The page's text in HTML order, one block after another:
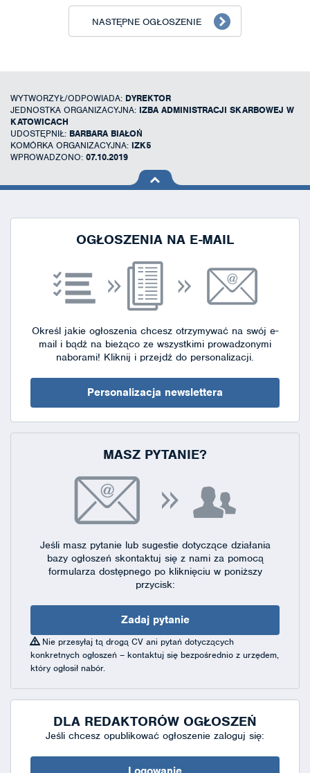
NASTĘPNE OGŁOSZENIE
WYTWORZYŁ/ODPOWIADA: DYREKTOR
JEDNOSTKA ORGANIZACYJNA: IZBA ADMINISTRACJI SKARBOWEJ W
KATOWICACH
UDOSTĘPNIŁ: BARBARA BIAŁOŃ
KOMÓRKA ORGANIZACYJNA: IZK5
WPROWADZONO: 07.10.2019
na górę
OGŁOSZENIA NA E-MAIL
Określ jakie ogłoszenia chcesz otrzymywać na swój e-
mail i bądź na bieżąco ze wszystkimi prowadzonymi
naborami! Kliknij i przejdź do personalizacji.
Personalizacja newslettera
MASZ PYTANIE?
Jeśli masz pytanie lub sugestie dotyczące działania
bazy ogłoszeń skontaktuj się z nami za pomocą
formularza dostępnegopo kliknięciu w poniższy
przycisk:
Zadaj pytanie
Nie przesyłaj tą drogą CV ani pytań dotyczących
konkretnych ogłoszeń – kontaktuj się bezpośrednio z urzędem,
który ogłosił nabór.
DLA REDAKTORÓW OGŁOSZEŃ
Jeśli chcesz opublikować ogłoszenie zaloguj się: